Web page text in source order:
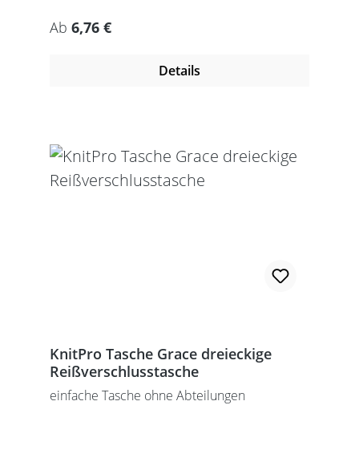
Regulärer Preis:
Ab 6,76 €
Details
KnitPro Tasche Grace dreieckige
Reißverschlusstasche
einfache Tasche ohne Abteilungen